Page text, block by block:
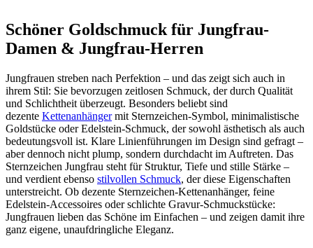
Schöner Goldschmuck für Jungfrau-
Damen & Jungfrau-Herren
Jungfrauen streben nach Perfektion – und das zeigt sich auch in
ihrem Stil: Sie bevorzugen zeitlosen Schmuck, der durch Qualität
und Schlichtheit überzeugt. Besonders beliebt sind
dezente Kettenanhängermit Sternzeichen-Symbol, minimalistische
Goldstücke oder Edelstein-Schmuck, der sowohl ästhetisch als auch
bedeutungsvoll ist. Klare Linienführungen im Design sind gefragt –
aber dennoch nicht plump, sondern durchdacht im Auftreten. Das
Sternzeichen Jungfrau steht für Struktur, Tiefe und stille Stärke –
und verdient ebenso stilvollen Schmuck, der diese Eigenschaften
unterstreicht. Ob dezente Sternzeichen-Kettenanhänger, feine
Edelstein-Accessoires oder schlichte Gravur-Schmuckstücke:
Jungfrauen lieben das Schöne im Einfachen – und zeigen damit ihre
ganz eigene, unaufdringliche Eleganz.